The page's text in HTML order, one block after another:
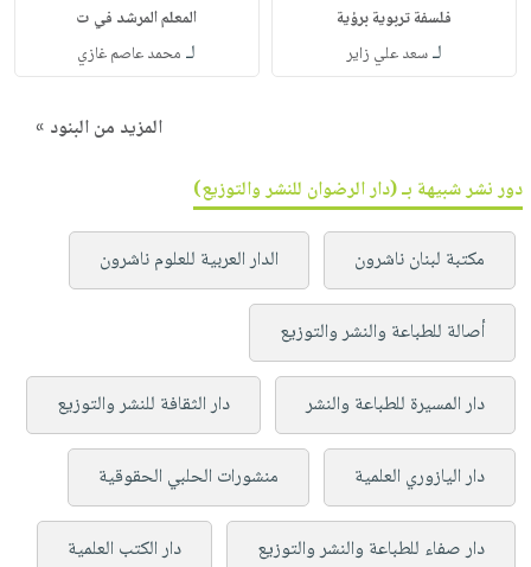
فلسفة تربوية برؤية
لـسعد علي زاير
المعلم المرشد في ت
لـ محمد عاصم غازي
المزيد من البنود »
دور نشر شبيهة بـ (دار الرضوان للنشر والتوزيع)
مكتبة لبنان ناشرون الدار العربية للعلوم ناشرون
أصالة للطباعة والنشر والتوزيع
دار المسيرة للطباعة والنشر دار الثقافة للنشر والتوزيع
دار اليازوري العلمية منشورات الحلبي الحقوقية
دار صفاء للطباعة والنشر والتوزيع دار الكتب العلمية